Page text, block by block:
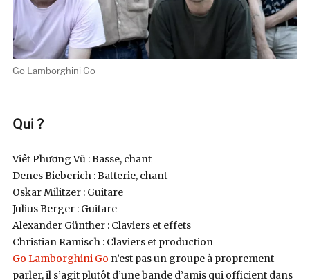
Go Lamborghini Go
Qui ?
Viêt Phương Vũ : Basse, chant
Denes Bieberich : Batterie, chant
Oskar Militzer : Guitare
Julius Berger : Guitare
Alexander Günther : Claviers et effets
Christian Ramisch : Claviers et production
Go Lamborghini Go n’est pas un groupe à proprement
parler, il s’agit plutôt d’une bande d’amis qui officient dans